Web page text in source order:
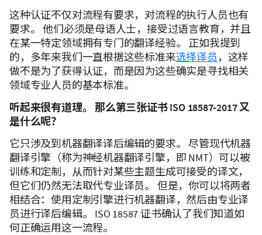
这种认证不仅对流程有要求，对流程的执行人员也有
要求。 他们必须是母语人士，接受过语言教育，并且
在某一特定领域拥有专门的翻译经验。 正如我提到
的，多年来我们一直根据这些标准来选择译员 ，这样
做不是为了获得认证，而是因为这些确实是寻找相关
领域专业人员的基本标准。
听起来很有道理。 那么第三张证书 ISO 18587-2017 又
是什么呢？
它只涉及到机器翻译译后编辑的要求。 尽管现代机器
翻译引擎（称为神经机器翻译引擎，即 NMT）可以被
训练和定制，从而针对某些主题生成可接受的译文，
但它们仍然无法取代专业译员。 但是，你可以将两者
相结合：使用定制引擎进行机器翻译，然后由专业译
员进行译后编辑。 ISO 18587 证书确认了我们知道如
何正确运用这一流程。